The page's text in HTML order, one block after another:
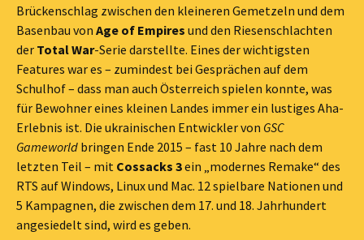
Brückenschlag zwischen den kleineren Gemetzeln und dem
Basenbau von Age of Empires und den Riesenschlachten
der Total War-Serie darstellte. Eines der wichtigsten
Features war es – zumindest bei Gesprächen auf dem
Schulhof – dass man auch Österreich spielen konnte, was
für Bewohner eines kleinen Landes immer ein lustiges Aha-
Erlebnis ist. Die ukrainischen Entwickler von GSC
Gameworld bringen Ende 2015 – fast 10 Jahre nach dem
letzten Teil – mit Cossacks 3ein „modernes Remake“ des
RTS auf Windows, Linux und Mac. 12 spielbare Nationen und
5 Kampagnen, die zwischen dem 17. und 18. Jahrhundert
angesiedelt sind, wird es geben.